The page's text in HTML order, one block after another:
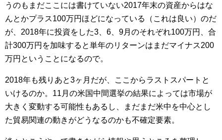
うのもまだここには書けていない2017年末の資産からはな
んとかプラス100万円ほどになっている（これは良い）のだ
が、2018年に投資をした3、6、9月のそれぞれ100万円、合
計300万円を加味すると単年のリターンはまだマイナス200
万円ということになるので。
2018年も残りあと3ヶ月だが、ここからラストスパートと
いけるのか。11月の米国中間選挙の結果によっては市場が
大きく変動する可能性もあるし、まだまだ米中を中心とし
た貿易関連の動きがどうなるのかも不確定要素。